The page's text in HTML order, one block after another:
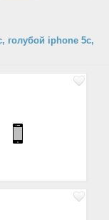
голубой iphone 5c,